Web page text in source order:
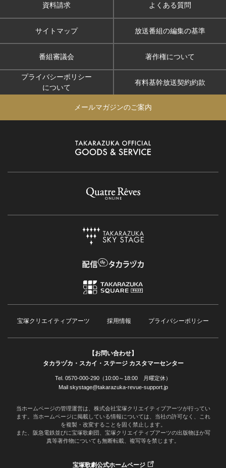
資料請求 よくある質問
サイトマップ 放送番組の編集の基準
番組審議会 著作権について
プライバシーポリシー
について
有料基幹放送契約約款
メールマガジンのご案内
宝塚クリエイティブアーツ 採用情報 プライバシーポリシー
【お問い合わせ】
タカラヅカ・スカイ・ステージ カスタマーセンター
Tel. 0570-000-290（10:00～18:00 月曜定休）
Mail skystage@takarazuka-revue-support.jp
当ホームページの管理運営は、株式会社宝塚クリエイティブアーツが行ってい
ます。当ホームページに掲載している情報については、当社の許可なく、これ
を複製・改変することを固く禁止します。
また、阪急電鉄並びに宝塚歌劇団、宝塚クリエイティブアーツの出版物ほか写
真等著作物についても無断転載、複写等を禁じます。
宝塚歌劇公式ホームページ